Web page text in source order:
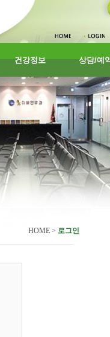
건강정보 상담/예
HOME > 로그인